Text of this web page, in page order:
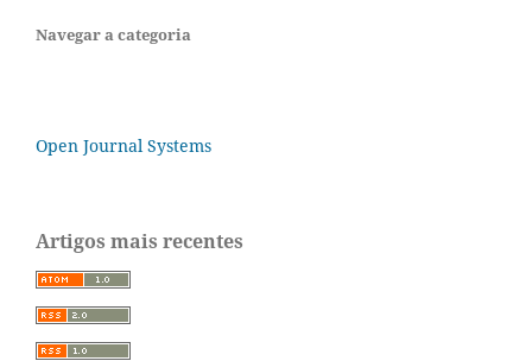
Navegar a categoria
Open Journal Systems
Artigos mais recentes